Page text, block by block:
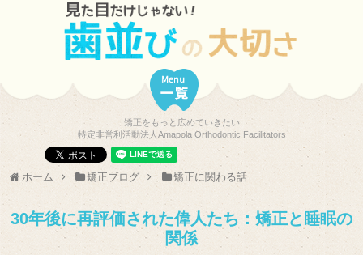
矯正をもっと広めていきたい
特定非営利活動法人Amapola Orthodontic Facilitators
ホーム 矯正ブログ 矯正に関わる話
30年後に再評価された偉人たち：矯正と睡眠の
関係